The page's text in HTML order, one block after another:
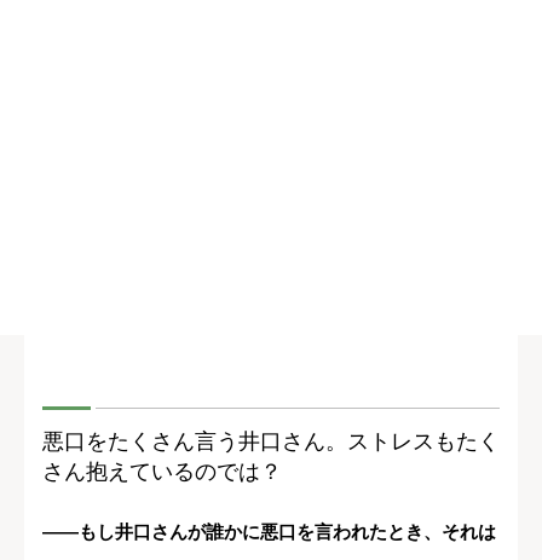
悪口をたくさん言う井口さん。ストレスもたく
さん抱えているのでは？
――もし井口さんが誰かに悪口を言われたとき、それは